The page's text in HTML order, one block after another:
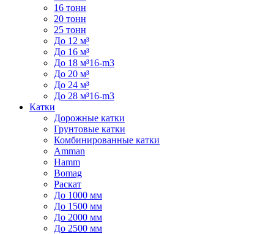
16 тонн
20 тонн
25 тонн
До 12 м³
До 16 м³
До 18 м³16-m3
До 20 м³
До 24 м³
До 28 м³16-m3
Катки
Дорожные катки
Грунтовые катки
Комбинированные катки
Amman
Hamm
Bomag
Раскат
До 1000 мм
До 1500 мм
До 2000 мм
До 2500 мм